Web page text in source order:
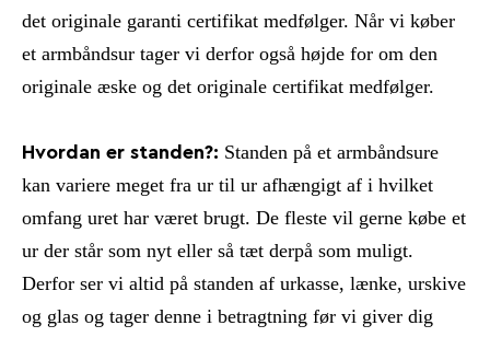
det originale garanti certifikat medfølger. Når vi køber
et armbåndsur tager vi derfor også højde for om den
originale æske og det originale certifikat medfølger.
Hvordan er standen?: Standen på et armbåndsure
kan variere meget fra ur til ur afhængigt af i hvilket
omfang uret har været brugt. De fleste vil gerne købe et
ur der står som nyt eller så tæt derpå som muligt.
Derfor ser vi altid på standen af urkasse, lænke, urskive
og glas og tager denne i betragtning før vi giver dig